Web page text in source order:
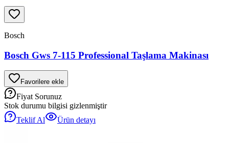
Bosch
Bosch Gws 7-115 Professional Taşlama Makinası
Favorilere ekle
Fiyat Sorunuz
Stok durumu bilgisi gizlenmiştir
Teklif Al
Ürün detayı